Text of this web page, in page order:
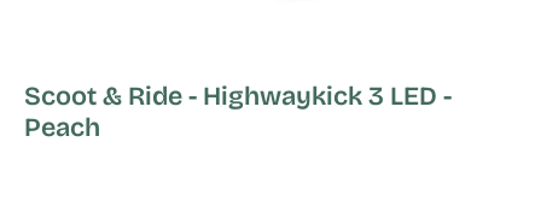
Scoot & Ride - Highwaykick 3 LED -
Peach